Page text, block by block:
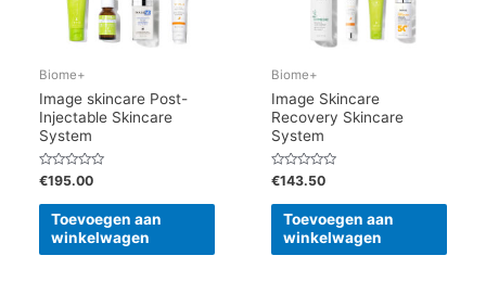
Biome+
Image skincare Post-
Injectable Skincare
System
Gewaardeerd
0
uit
€195.00
Toevoegen aan
winkelwagen
Biome+
Image Skincare
Recovery Skincare
System
Gewaardeerd
0
uit
€143.50
Toevoegen aan
winkelwagen